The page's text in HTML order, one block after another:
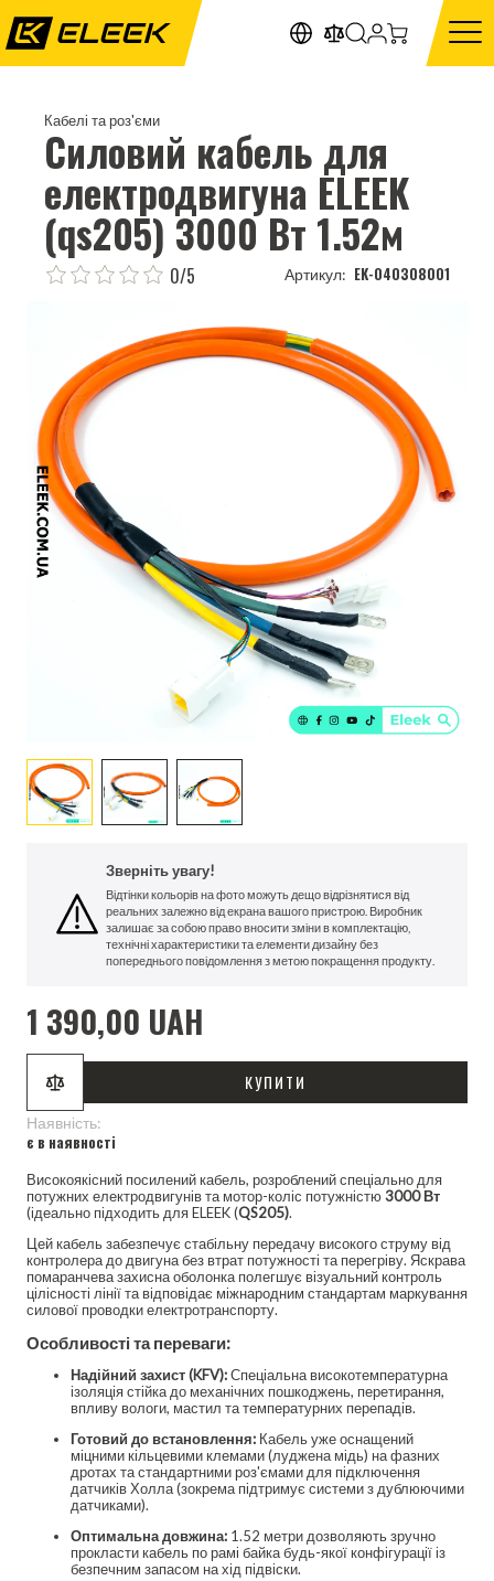
Кабелі та роз'єми
Силовий кабель для
електродвигуна ELEEK
(qs205) 3000 Вт 1.52м
0/5 Артикул: EK-040308001
Зверніть увагу!
Відтінки кольорів на фото можуть дещо відрізнятися від
реальних залежно від екрана вашого пристрою. Виробник
залишає за собою право вносити зміни в комплектацію,
технічні характеристики та елементи дизайну без
попереднього повідомлення з метою покращення продукту.
1 390,00 UAH
КУПИТИ
Наявність:
є в наявності
Високоякісний посилений кабель, розроблений спеціально для
потужних електродвигунів та мотор-коліс потужністю3000 Вт
(ідеально підходить для ELEEK (QS205).
Цей кабель забезпечує стабільну передачу високого струму від
контролера до двигуна без втрат потужності та перегріву. Яскрава
помаранчева захисна оболонка полегшує візуальний контроль
цілісності лінії та відповідає міжнародним стандартам маркування
силової проводки електротранспорту.
Особливості та переваги:
Надійний захист (KFV):Спеціальна високотемпературна
ізоляція стійка до механічних пошкоджень, перетирання,
впливу вологи, мастил та температурних перепадів.
Готовий до встановлення: Кабель уже оснащений
міцними кільцевими клемами (луджена мідь) на фазних
дротах та стандартними роз'ємами для підключення
датчиків Холла (зокрема підтримує системи з дублюючими
датчиками).
Оптимальна довжина: 1.52 метри дозволяють зручно
прокласти кабель по рамі байка будь-якої конфігурації із
безпечним запасом на хід підвіски.